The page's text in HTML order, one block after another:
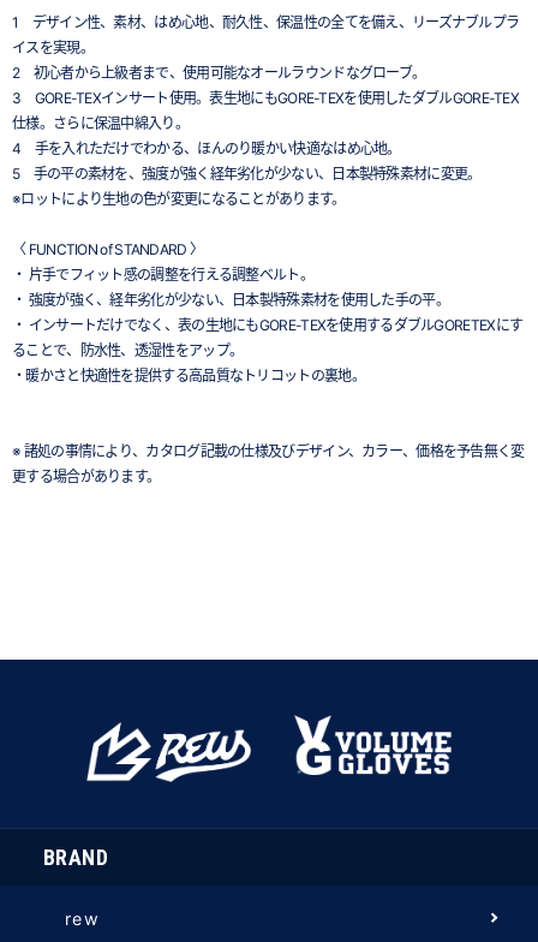
1 デザイン性、素材、はめ心地、耐久性、保温性の全てを備え、リーズナブルプラ
イスを実現。
2 初心者から上級者まで、使用可能なオールラウンドなグローブ。
3 GORE-TEXインサート使用。表生地にもGORE-TEXを使用したダブルGORE-TEX
仕様。さらに保温中綿入り。
4 手を入れただけでわかる、ほんのり暖かい快適なはめ心地。
5 手の平の素材を、強度が強く経年劣化が少ない、日本製特殊素材に変更。
※ロットにより生地の色が変更になることがあります。
〈 FUNCTION of STANDARD 〉
・ 片手でフィット感の調整を行える調整ベルト。
・ 強度が強く、経年劣化が少ない、日本製特殊素材を使用した手の平。
・ インサートだけでなく、表の生地にもGORE-TEXを使用するダブルGORETEXにす
ることで、防水性、透湿性をアップ。
・暖かさと快適性を提供する高品質なトリコットの裏地。
※ 諸処の事情により、カタログ記載の仕様及びデザイン、カラー、価格を予告無く変
更する場合があります。
BRAND
rew